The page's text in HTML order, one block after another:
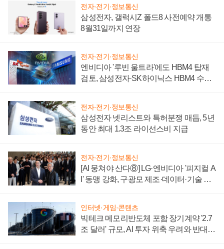
전자·전기·정보통신
삼성전자, 갤럭시Z 폴드8 사전예약 개통
8월31일까지 연장
전자·전기·정보통신
엔비디아 '루빈 울트라'에도 HBM4 탑재
검토, 삼성전자·SK하이닉스 HBM4 수율
전자·전기·정보통신
삼성전자 넷리스트와 특허분쟁 매듭, 5년
동안 최대 1.3조 라이선스비 지급
전자·전기·정보통신
[AI 뭉쳐야 산다⑧] LG·엔비디아 '피지컬 A
I' 동맹 강화, 구광모 제조·데이터·기술 결
인터넷·게임·콘텐츠
빅테크 메모리반도체 포함 장기계약 '2.7
조 달러' 규모, AI 투자 위축 우려와 반대